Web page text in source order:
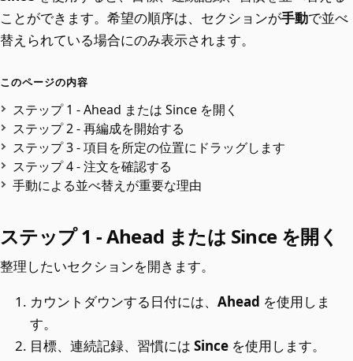
ことができます。希望の順序は、セクションが手動で並べ
替えられている場合にのみ表示されます。
このページの内容
ステップ 1 - Ahead または Since を開く
ステップ 2 - 再編成を開始する
ステップ 3 - 項目を所定の位置にドラッグします
ステップ 4 - 注文を確認する
手動による並べ替えが重要な理由
ステップ 1 - Ahead または Since を開く
整理したいセクションを開きます。
カウントダウンする日付には、Ahead を使用しま
す。
目標、連続記録、習慣にはSince を使用します。